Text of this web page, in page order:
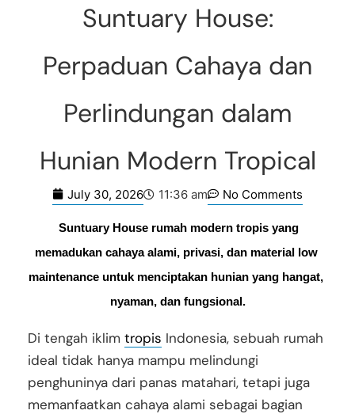
Suntuary House:
Perpaduan Cahaya dan
Perlindungan dalam
Hunian Modern Tropical
July 30, 2026 11:36 am No Comments
Suntuary House rumah modern tropis yang
memadukan cahaya alami, privasi, dan material low
maintenance untuk menciptakan hunian yang hangat,
nyaman, dan fungsional.
Di tengah iklim tropis Indonesia, sebuah rumah
ideal tidak hanya mampu melindungi
penghuninya dari panas matahari, tetapi juga
memanfaatkan cahaya alami sebagai bagian